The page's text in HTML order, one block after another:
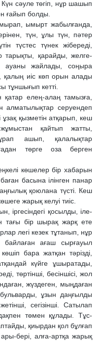
сәуле төгіп, нұр шашып
ғайып болды.
ымырт жабылғанда,
түн, ұлы түн, пәтер
түстес түнек жібереді,
тарықты, қарайды, желге-
ауаны жайлады, соңыра
қалың иіс көп орын алады
тұншығып кетті.
қатар елең-алаң тамызға,
алматылықтар серуендеп
ұзақ қызметін атқарып, кеш
қайтып жатты,
ашып, қалалықтар
төрге оза берген
көшелер бір хабарын
басына ілінген панар
қоюлана түсті. Кеш
жарық келуі тиіс.
іргесіндегі қосылды, іле-
бір шырақ жарқ ете
легі кезек тұтанып, нұр
ағаш сырғауыл
бара жатқан тәрізді,
күйге ұшыратады,
төртінші, бесіншісі, жол
жүздеген, мыңдаған
ұзын даңғылды
сегізінші. Сатылап
төмен құлады. Тұс-
қиырдан қол бұлғап
ары-бері, алға-артқа жарық